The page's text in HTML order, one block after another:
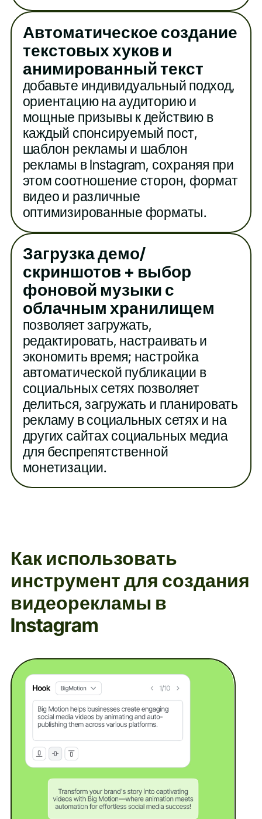
Автоматическое создание
текстовых хуков и
анимированный текст
добавьте индивидуальный подход,
ориентацию на аудиторию и
мощные призывы к действию в
каждый спонсируемый пост,
шаблон рекламы и шаблон
рекламы в Instagram, сохраняя при
этом соотношение сторон, формат
видео и различные
оптимизированные форматы.
Загрузка демо/
скриншотов + выбор
фоновой музыки с
облачным хранилищем
позволяет загружать,
редактировать, настраивать и
экономить время; настройка
автоматической публикации в
социальных сетях позволяет
делиться, загружать и планировать
рекламу в социальных сетях и на
других сайтах социальных медиа
для беспрепятственной
монетизации.
Как использовать
инструмент для создания
видеорекламы в
Instagram